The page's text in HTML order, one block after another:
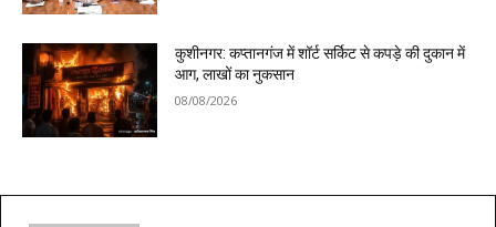
कुशीनगर: कप्तानगंज में शॉर्ट सर्किट से कपड़े की दुकान में
आग, लाखों का नुकसान
08/08/2026